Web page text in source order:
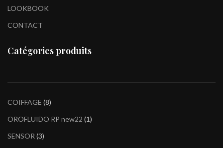
LOOKBOOK
CONTACT
Catégories produits
COIFFAGE 8
OROFLUIDO RP new22 1
SENSOR 3